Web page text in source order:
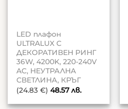
LED плафон
ULTRALUX С
ДЕКОРАТИВЕН РИНГ
36W, 4200K, 220-240V
AC, НЕУТРАЛНА
СВЕТЛИНА, КРЪГ
(24.83 €) 48.57лв.